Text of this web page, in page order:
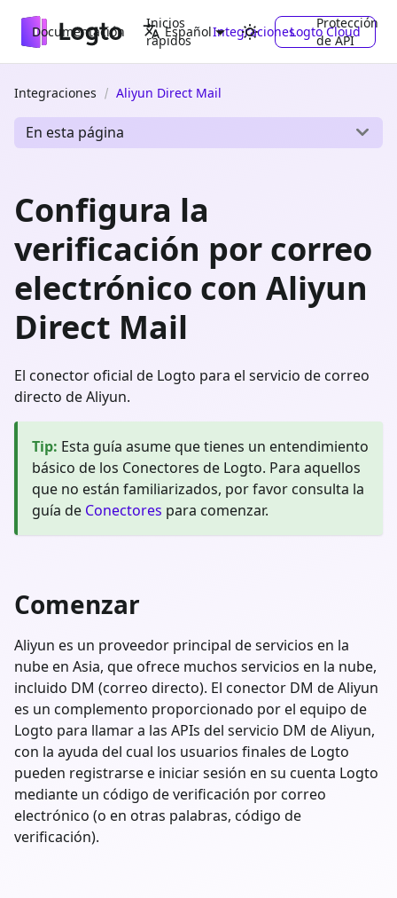
Documentación
Inicios
rápidos
Integraciones
Protección
de API
Español Logto Cloud
Integraciones Aliyun Direct Mail
En esta página
Configura la
verificación por correo
electrónico con Aliyun
Direct Mail
El conector oficial de Logto para el servicio de correo
directo de Aliyun.
Tip: Esta guía asume que tienes un entendimiento
básico de los Conectores de Logto. Para aquellos
que no están familiarizados, por favor consulta la
guía de Conectores para comenzar.
Comenzar
Aliyun es un proveedor principal de servicios en la
nube en Asia, que ofrece muchos servicios en la nube,
incluido DM (correo directo). El conector DM de Aliyun
es un complemento proporcionado por el equipo de
Logto para llamar a las APIs del servicio DM de Aliyun,
con la ayuda del cual los usuarios finales de Logto
pueden registrarse e iniciar sesión en su cuenta Logto
mediante un código de verificación por correo
electrónico (o en otras palabras, código de
verificación).